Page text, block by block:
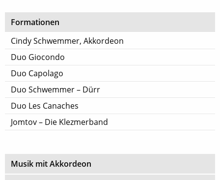
Formationen
Cindy Schwemmer, Akkordeon
Duo Giocondo
Duo Capolago
Duo Schwemmer – Dürr
Duo Les Canaches
Jomtov – Die Klezmerband
Musik mit Akkordeon